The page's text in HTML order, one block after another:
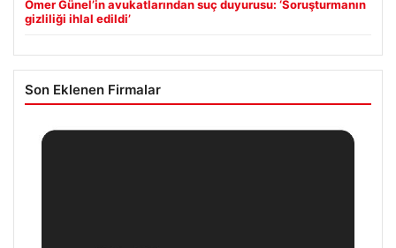
Ömer Günel’in avukatlarından suç duyurusu: ‘Soruşturmanın
gizliliği ihlal edildi’
Son Eklenen Firmalar